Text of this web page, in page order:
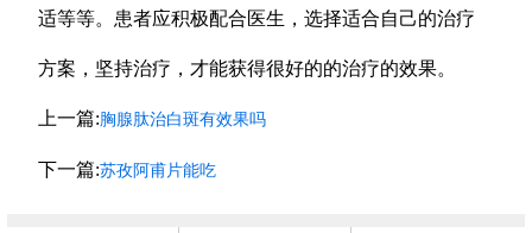
适等等。患者应积极配合医生，选择适合自己的治疗
方案，坚持治疗，才能获得很好的的治疗的效果。
上一篇: 胸腺肽治白斑有效果吗
下一篇:苏孜阿甫片能吃